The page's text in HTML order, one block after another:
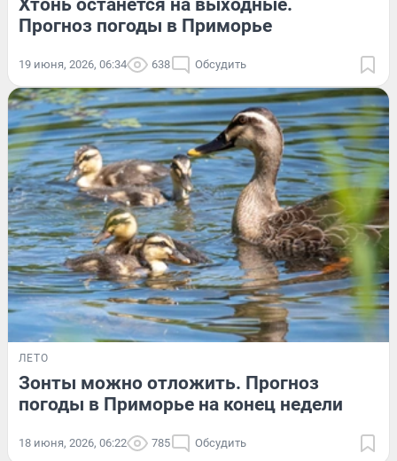
Хтонь останется на выходные.
Прогноз погоды в Приморье
19 июня, 2026, 06:34 638 Обсудить
ЛЕТО
Зонты можно отложить. Прогноз
погоды в Приморье на конец недели
18 июня, 2026, 06:22 785 Обсудить